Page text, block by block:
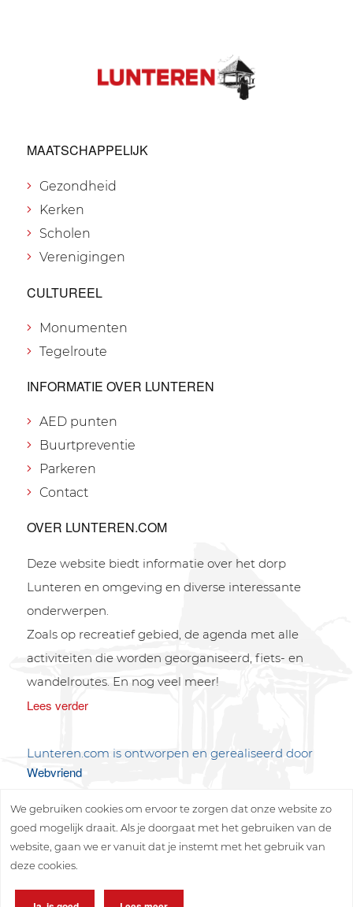
MAATSCHAPPELIJK
Gezondheid
Kerken
Scholen
Verenigingen
CULTUREEL
Monumenten
Tegelroute
INFORMATIE OVER LUNTEREN
AED punten
Buurtpreventie
Parkeren
Contact
OVER LUNTEREN.COM
Deze website biedt informatie over het dorp
Lunteren en omgeving en diverse interessante
onderwerpen.
Zoals op recreatief gebied, de agenda met alle
activiteiten die worden georganiseerd, fiets- en
wandelroutes. En nog veel meer!
Lees verder
Lunteren.com is ontworpen en gerealiseerd door
Webvriend
We gebruiken cookies om ervoor te zorgen dat onze website zo
goed mogelijk draait. Als je doorgaat met het gebruiken van de
website, gaan we er vanuit dat je instemt met het gebruik van
deze cookies.